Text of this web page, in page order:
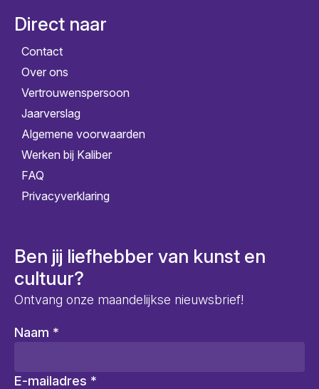
Direct naar
Contact
Over ons
Vertrouwenspersoon
Jaarverslag
Algemene voorwaarden
Werken bij Kaliber
FAQ
Privacyverklaring
Ben jij liefhebber van kunst en
cultuur?
Ontvang onze maandelijkse nieuwsbrief!
Naam *
E-mailadres *